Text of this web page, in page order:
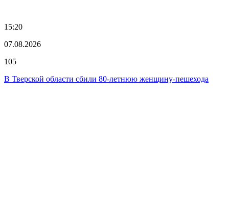
15:20
07.08.2026
105
В Тверской области сбили 80-летнюю женщину-пешехода